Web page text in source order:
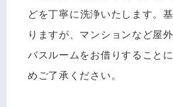
どを丁寧に洗浄いたします。
りますが、マンションなど屋
バスルームをお借りすること
めご了承ください。